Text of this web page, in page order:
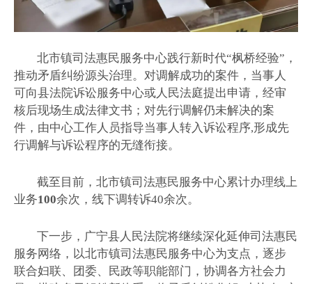
北市镇司法惠民服务中心践行新时代“枫桥经验”，
推动矛盾纠纷源头治理。对调解成功的案件，当事人
可向县法院诉讼服务中心或人民法庭提出申请，经审
核后现场生成法律文书；对先行调解仍未解决的案
件，由中心工作人员指导当事人转入诉讼程序,形成先
行调解与诉讼程序的无缝衔接。
截至目前，北市镇司法惠民服务中心累计办理线上
业务100余次，线下调转诉40余次。
下一步，广宁县人民法院将继续深化延伸司法惠民
服务网络，以北市镇司法惠民服务中心为支点，逐步
联合妇联、团委、民政等职能部门，协调各方社会力